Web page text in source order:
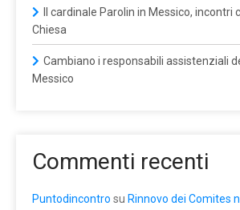
Il cardinale Parolin in Messico, incontri
Chiesa
Cambiano i responsabili assistenziali
Messico
Commenti recenti
Puntodincontro su Rinnovo dei Comites